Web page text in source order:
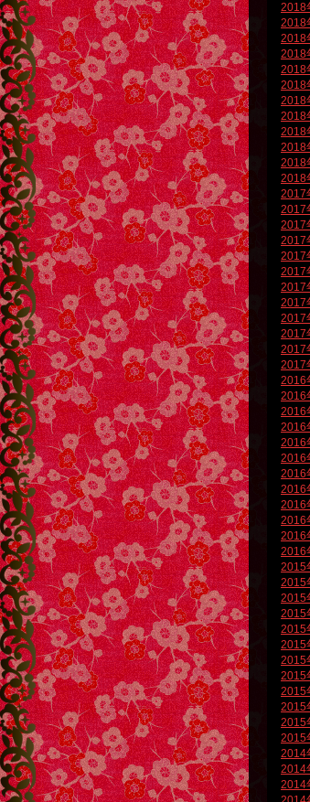
2018
2018
2018
2018
2018
2018
2018
2018
2018
2018
2018
2018
2017
2017
2017
2017
2017
2017
2017
2017
2017
2017
2017
2017
2016
2016
2016
2016
2016
2016
2016
2016
2016
2016
2016
2016
2015
2015
2015
2015
2015
2015
2015
2015
2015
2015
2015
2015
2014
2014
2014